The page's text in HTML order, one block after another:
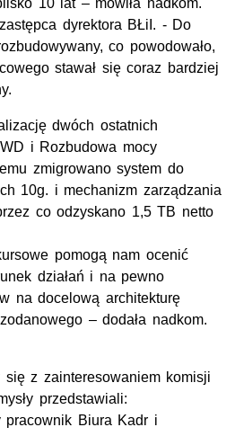
10 lat – mówiła nadkom.
dyrektora BŁiI. - Do
co powodowało,
stawał się coraz bardziej
dwóch ostatnich
i Rozbudowa mocy
zmigrowano system do
10g. i mechanizm zarządzania
co odzyskano 1,5 TB netto
pomogą nam ocenić
działań i na pewno
na docelową architekturę
– dodała nadkom.
się z zainteresowaniem komisji
przedstawiali:
pracownik Biura Kadr i